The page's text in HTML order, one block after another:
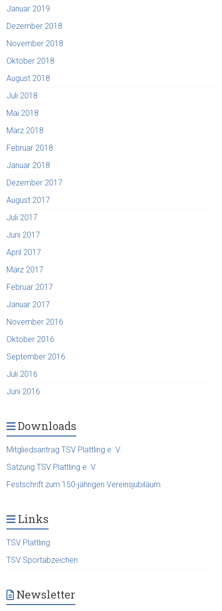
Januar 2019
Dezember 2018
November 2018
Oktober 2018
August 2018
Juli 2018
Mai 2018
März 2018
Februar 2018
Januar 2018
Dezember 2017
August 2017
Juli 2017
Juni 2017
April 2017
März 2017
Februar 2017
Januar 2017
November 2016
Oktober 2016
September 2016
Juli 2016
Juni 2016
Downloads
Mitgliedsantrag TSV Plattling e. V.
Satzung TSV Plattling e. V.
Festschrift zum 150-jährigen Vereinsjubiläum
Links
TSV Plattling
TSV Sportabzeichen
Newsletter